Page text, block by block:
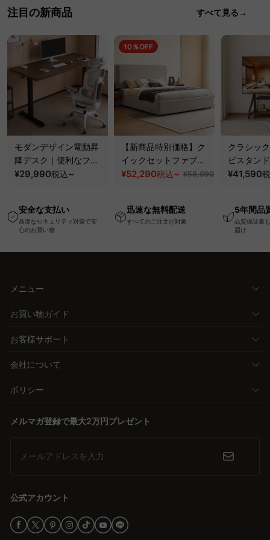
注目の新商品 すべて見る→
モダンデザイン電動昇
降デスク｜便利なフッ
ク・コンセント・
ー機能搭載ワークデス
ク
¥29,990税込~
10％OFF
【新商品特別価格】ク
イックセットファブリ
ックベッド｜工具不要
¥52,290税込~ ¥58,090
クラシッ
ビスタン
100kgの
¥41,590
安全な支払い
高度なセキュリティ対策で安
心のお買い物
迅速な無料配送
すべてのご注文が対象
5年間品
品質保証書
届け
メニュー
お買い物ガイド
お客様サポート
会社について
ポリシー
メルマガ登録で最大2万円プレゼント
メールアドレスを入力
公式アカウント